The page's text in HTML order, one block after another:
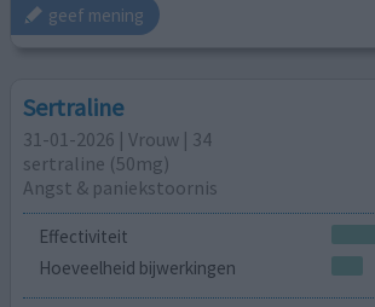
geef mening
Sertraline
31-01-2026 | Vrouw | 34
sertraline (50mg)
Angst & paniekstoornis
Effectiviteit
Hoeveelheid bijwerkingen